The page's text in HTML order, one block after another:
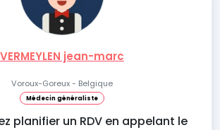
VERMEYLEN jean-marc
Voroux-Goreux - Belgique
Médecin généraliste
planifier un RDV en appelant le